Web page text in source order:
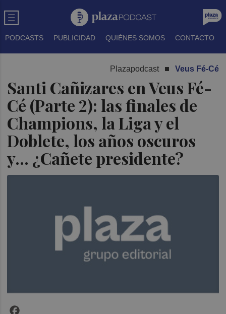
PODCASTS PUBLICIDAD QUIÉNES SOMOS CONTACTO
Plazapodcast Veus Fé-Cé
Santi Cañizares en Veus Fé-
Cé (Parte 2): las finales de
Champions, la Liga y el
Doblete, los años oscuros
y... ¿Cañete presidente?